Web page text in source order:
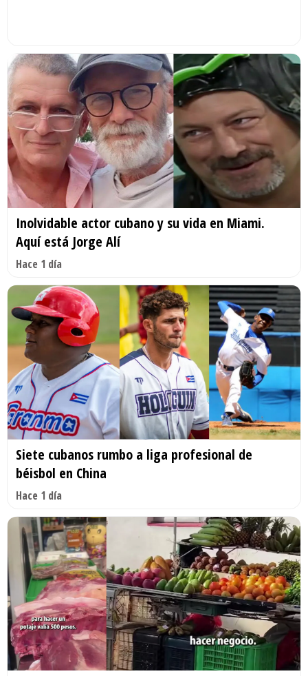
Inolvidable actor cubano y su vida en Miami.
Aquí está Jorge Alí
Hace 1 día
Siete cubanos rumbo a liga profesional de
béisbol en China
Hace 1 día